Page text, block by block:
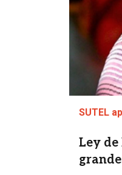
SUTEL
Ley